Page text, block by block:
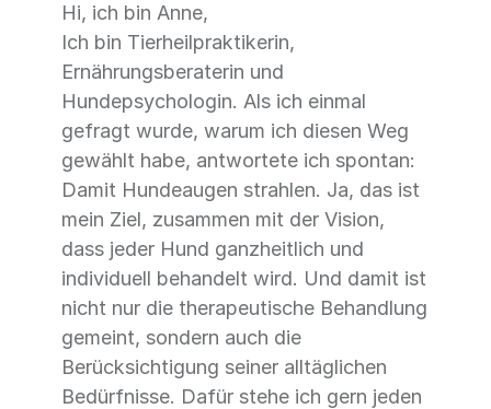
Hi, ich bin Anne,
Ich bin Tierheilpraktikerin,
Ernährungsberaterin und
Hundepsychologin. Als ich einmal
gefragt wurde, warum ich diesen Weg
gewählt habe, antwortete ich spontan:
Damit Hundeaugen strahlen. Ja, das ist
mein Ziel, zusammen mit der Vision,
dass jeder Hund ganzheitlich und
individuell behandelt wird. Und damit ist
nicht nur die therapeutische Behandlung
gemeint, sondern auch die
Berücksichtigung seiner alltäglichen
Bedürfnisse. Dafür stehe ich gern jeden